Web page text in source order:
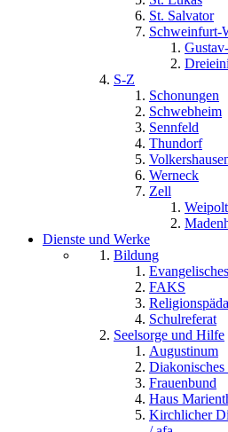
St. Salvator
Schweinfurt-
S-Z
Schonungen
Schwebheim
Sennfeld
Thundorf
Werneck
Zell
Dienste und Werke
Bildung
FAKS
Schulreferat
Seelsorge und Hilfe
Augustinum
Frauenbund
Haus
Kirchlicher